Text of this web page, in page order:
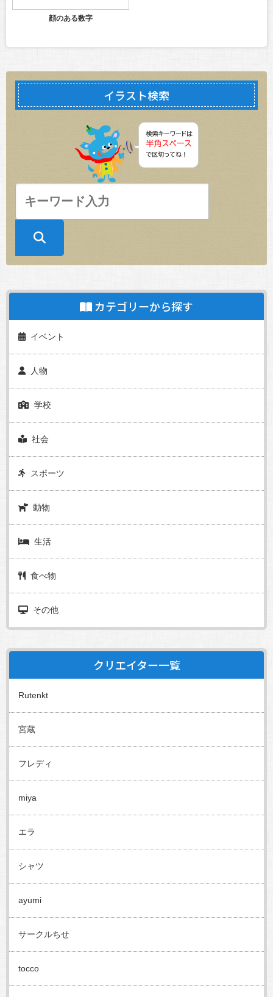
顔のある数字
イラスト検索
カテゴリーから探す
イベント
人物
学校
社会
スポーツ
動物
生活
食べ物
その他
クリエイター一覧
Rutenkt
宮蔵
フレディ
miya
エラ
シャツ
ayumi
サークルちせ
tocco